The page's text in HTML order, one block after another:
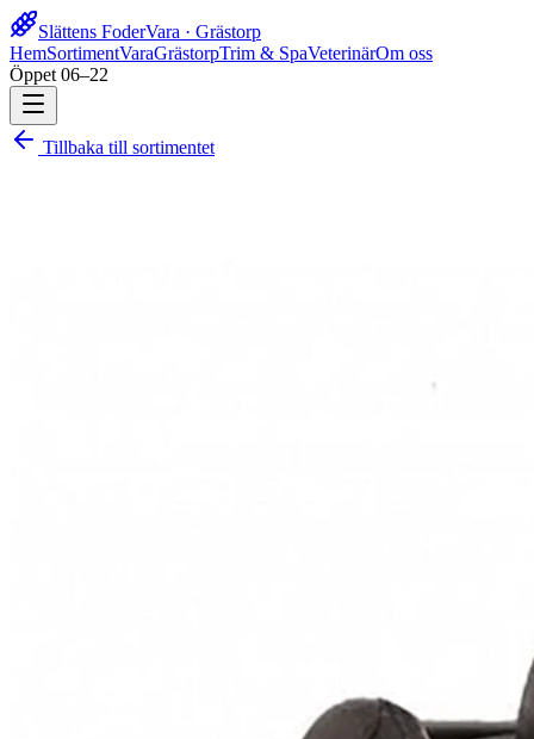
Slättens FoderVara · Grästorp
HemSortimentVaraGrästorpTrim & SpaVeterinärOm oss
Öppet 06–22
Tillbaka till sortimentet